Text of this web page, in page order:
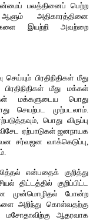
பலத்தினைப் பெற்ற
அதிகாரத்தினை
இயற்றி அவற்றை
பிரதிநிதிகள் மீது
மீது மக்கள்
மக்களுடைய பொது
செயற்பட முற்படலாம்.
பொது விருப்பு
ஏற்பாடுகள் ஜனநாயக
சர்வஜன வாக்கெடுப்பு,
என்பதைக் குறித்து
திட்டத்தில் குறிப்பிட்ட
முன்மொழிதல் போன்ற
அறிந்து கொள்வதற்கு
மசோதாவிற்கு ஆதரவாக